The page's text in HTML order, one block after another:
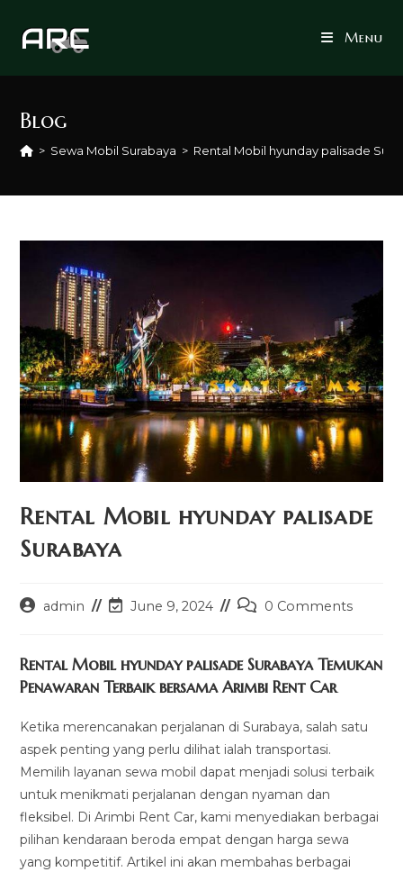
Menu
Blog
> Sewa Mobil Surabaya > Rental Mobil hyunday palisade
Rental Mobil hyunday palisade
Surabaya
Postadmin
PostJune 9, 2024
Post0 Comments
Rental Mobil hyunday palisade Surabaya Temukan
Penawaran Terbaik bersama Arimbi Rent Car
Ketika merencanakan perjalanan di Surabaya, salah satu
aspek penting yang perlu dilihat ialah transportasi.
Memilih layanan sewa mobil dapat menjadi solusi terbaik
untuk menikmati perjalanan dengan nyaman dan
fleksibel. Di Arimbi Rent Car, kami menyediakan berbagai
pilihan kendaraan beroda empat dengan harga sewa
yang kompetitif. Artikel ini akan membahas berbagai